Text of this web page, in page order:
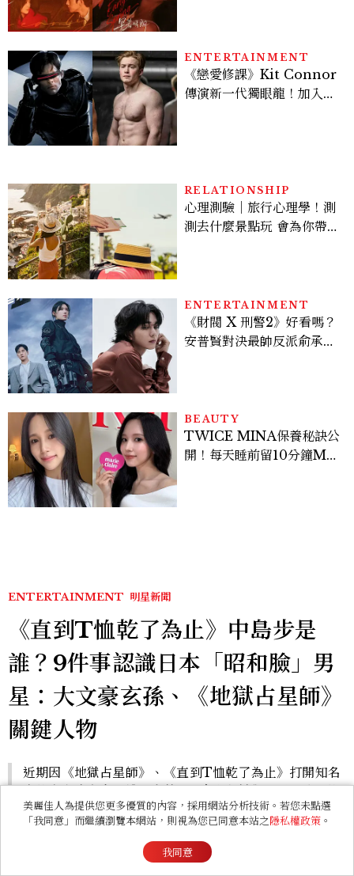
ENTERTAINMENT
《戀愛修課》Kit Connor
傳演新一代獨眼龍！加入新
RELATIONSHIP
心理測驗｜旅行心理學！測
測去什麼景點玩 會為你帶來
ENTERTAINMENT
《財閥 X 刑警2》好看嗎？
安普賢對決最帥反派俞承
多大？
BEAUTY
TWICE MINA保養秘訣公
開！每天睡前留10分鐘ME
ENTERTAINMENT 明星新聞
《直到T恤乾了為止》中島步是
誰？9件事認識日本「昭和臉」男
星：大文豪玄孫、《地獄占星師》
關鍵人物
近期因《地獄占星師》、《直到T恤乾了為止》打開知名
度的中島步究竟是誰？有著184公分身材與「昭和臉」的
他，靠著一部部作品證明演技實力。現在就用9件事認識
這位越看越有味道的變色龍演員。
2026/08/05
更新
Photo／X@tshirts_tbs、TEN CARAT、Netflix
美麗佳人為提供您更多優質的內容，採用網站分析技術。若您未點選
「我同意」而繼續瀏覽本網站，則視為您已同意本站之隱私權政策 。
我同意